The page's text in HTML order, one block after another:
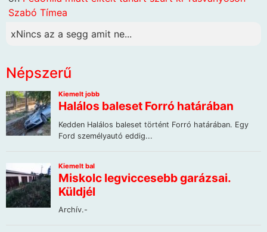
Szabó Tímea
xNincs az a segg amit ne...
Népszerű